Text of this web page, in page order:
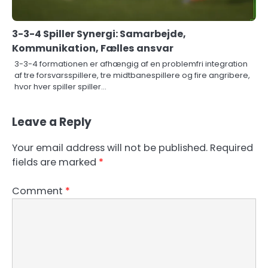
3-3-4 Spiller Synergi: Samarbejde,
Kommunikation, Fælles ansvar
3-3-4 formationen er afhængig af en problemfri integration
af tre forsvarsspillere, tre midtbanespillere og fire angribere,
hvor hver spiller spiller…
Leave a Reply
Your email address will not be published. Required
fields are marked *
Comment *